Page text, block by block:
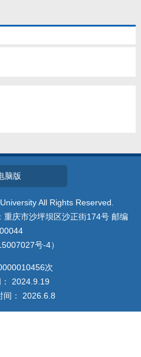
脑版
All Rights Reserved.
庆市沙坪坝区沙正街174号 邮编
号-4）
次
2024 9 19
间： 2026 6 8